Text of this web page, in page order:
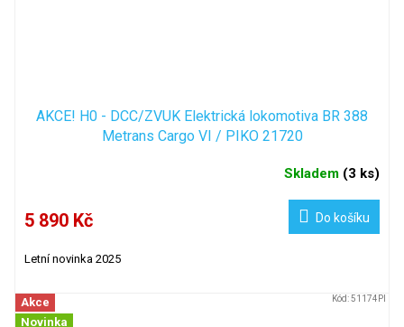
AKCE! H0 - DCC/ZVUK Elektrická lokomotiva BR 388
Metrans Cargo VI / PIKO 21720
Skladem (3 ks)
5 890 Kč Do košíku
Letní novinka 2025
Akce
Novinka
Kód:51174PI